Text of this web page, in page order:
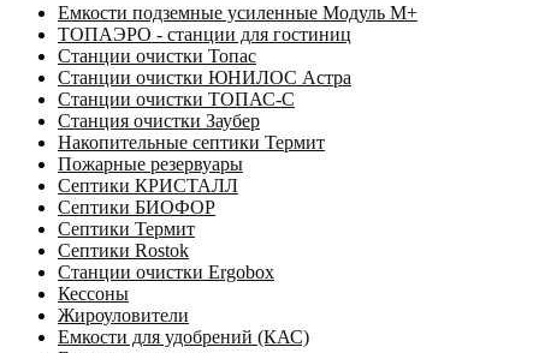
Емкости подземные усиленные Модуль М+
ТОПАЭРО - станции для гостиниц
Станции очистки Топас
Станции очистки ЮНИЛОС Астра
Станции очистки ТОПАС-C
Станция очистки Заубер
Накопительные септики Термит
Пожарные резервуары
Септики КРИСТАЛЛ
Септики БИОФОР
Септики Термит
Септики Rostok
Станции очистки Ergobox
Кессоны
Жироуловители
Емкости для удобрений (КАС)